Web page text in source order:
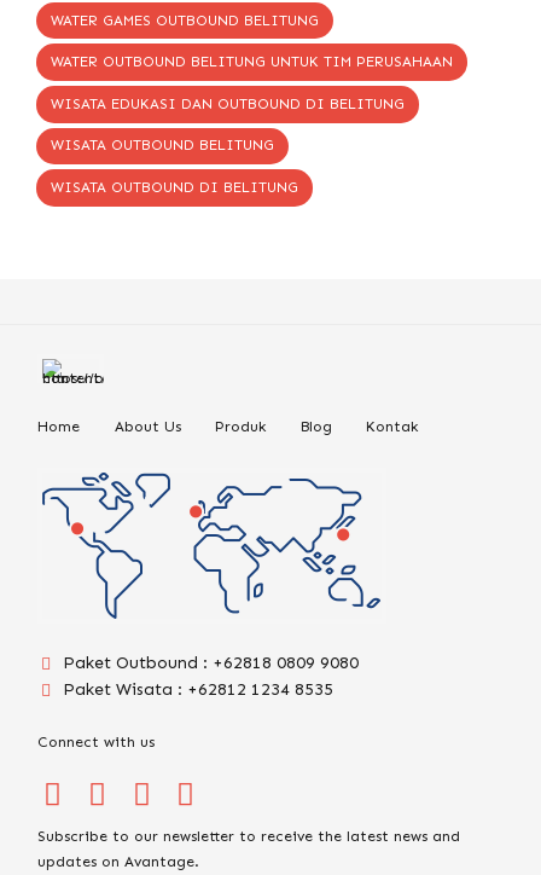
WATER GAMES OUTBOUND BELITUNG
WATER OUTBOUND BELITUNG UNTUK TIM PERUSAHAAN
WISATA EDUKASI DAN OUTBOUND DI BELITUNG
WISATA OUTBOUND BELITUNG
WISATA OUTBOUND DI BELITUNG
Home About Us Produk Blog Kontak
Paket Outbound : +62818 0809 9080
Paket Wisata : +62812 1234 8535
Connect with us
Subscribe to our newsletter to receive the latest news and
updates on Avantage.